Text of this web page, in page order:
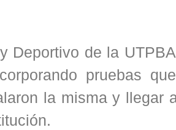
Deportivo de la
pruebas
la misma y llegar